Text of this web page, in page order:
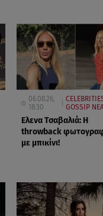
06.08.26,
18:30
GOSSIP
Ελενα Τσαβαλιά: Η
throwback
με μπικίνι!